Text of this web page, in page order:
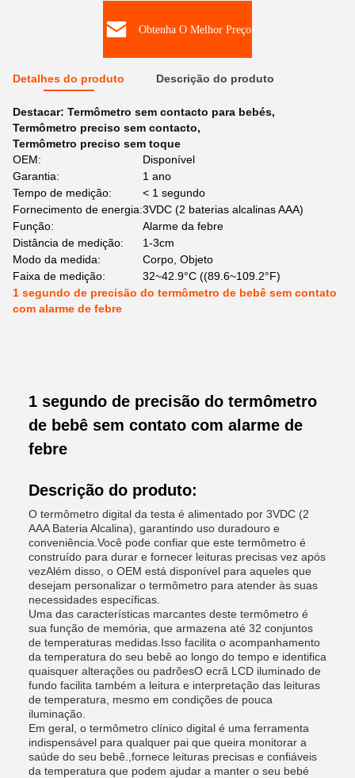
Obtenha O Melhor Preço
Detalhes do produto Descrição do produto
Destacar: Termômetro sem contacto para bebés,
Termômetro preciso sem contacto,
Termômetro preciso sem toque
OEM:
Disponível
Garantia:
1 ano
Tempo de medição:
< 1 segundo
Fornecimento de energia:3VDC (2 baterias alcalinas AAA)
Função:
Alarme da febre
Distância de medição:
1-3cm
Modo da medida:
Corpo, Objeto
Faixa de medição:
32~42.9°C ((89.6~109.2°F)
1 segundo de precisão do termômetro de bebê sem contato
com alarme de febre
1 segundo de precisão do termômetro
de bebê sem contato com alarme de
febre
Descrição do produto:
O termômetro digital da testa é alimentado por 3VDC (2
AAA Bateria Alcalina), garantindo uso duradouro e
conveniência.Você pode confiar que este termômetro é
construído para durar e fornecer leituras precisas vez após
vezAlém disso, o OEM está disponível para aqueles que
desejam personalizar o termômetro para atender às suas
necessidades específicas.
Uma das características marcantes deste termômetro é
sua função de memória, que armazena até 32 conjuntos
de temperaturas medidas.Isso facilita o acompanhamento
da temperatura do seu bebê ao longo do tempo e identifica
quaisquer alterações ou padrõesO ecrã LCD iluminado de
fundo facilita também a leitura e interpretação das leituras
de temperatura, mesmo em condições de pouca
iluminação.
Em geral, o termômetro clínico digital é uma ferramenta
indispensável para qualquer pai que queira monitorar a
saúde do seu bebê.,fornece leituras precisas e confiáveis
da temperatura que podem ajudar a manter o seu bebé